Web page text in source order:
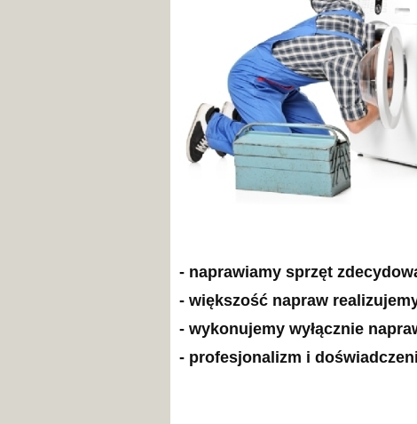
- naprawiamy sprzęt
- większość napraw
- wykonujemy wyłącznie
- profesjonalizm i